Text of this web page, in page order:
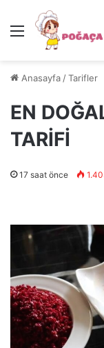
Menü
Anasayfa /Tarifler
EN
TARİFİ
17 saat önce